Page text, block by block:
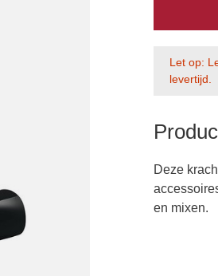
Let op:
levertijd.
Deze
en mixen.